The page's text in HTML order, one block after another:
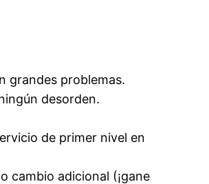
grandes problemas.
desorden.
de primer nivel en
cambio adicional (¡gane